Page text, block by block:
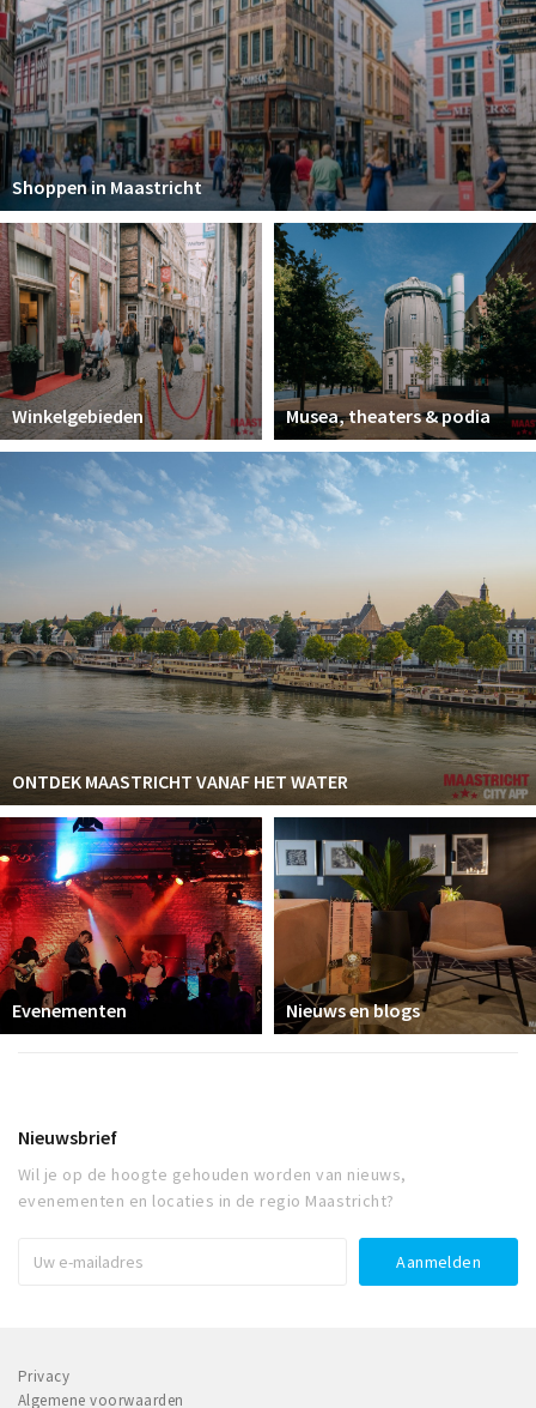
Shoppen in Maastricht
Winkelgebieden Musea, theaters & podia
ONTDEK MAASTRICHT VANAF HET WATER
Evenementen Nieuws en blogs
Nieuwsbrief
Wil je op de hoogte gehouden worden van nieuws,
evenementen en locaties in de regio Maastricht?
Privacy
Algemene voorwaarden